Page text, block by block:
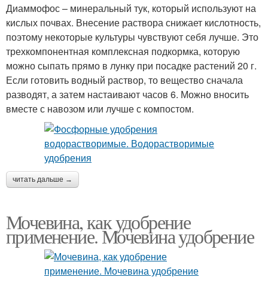
Диаммофос – минеральный тук, который используют на
кислых почвах. Внесение раствора снижает кислотность,
поэтому некоторые культуры чувствуют себя лучше. Это
трехкомпонентная комплексная подкормка, которую
можно сыпать прямо в лунку при посадке растений 20 г.
Если готовить водный раствор, то вещество сначала
разводят, а затем настаивают часов 6. Можно вносить
вместе с навозом или лучше с компостом.
читать дальше →
Мочевина, как удобрение
применение. Мочевина удобрение